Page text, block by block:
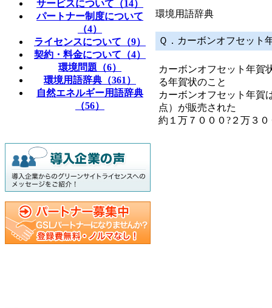
サービスについて（14）
パートナー制度について
（4）
ライセンスについて（9）
契約・料金について（4）
環境問題（6）
環境用語辞典（361）
自然エネルギー用語辞典
（56）
環境用語辞典
Ｑ．カーボンオフセット
カーボンオフセット年賀
る年賀状のこと
カーボンオフセット年賀
点）が販売された
約１万７０００?２万３